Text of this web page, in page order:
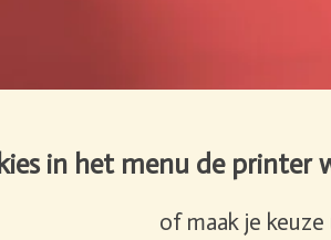
kies in het menu de printer
of maak je